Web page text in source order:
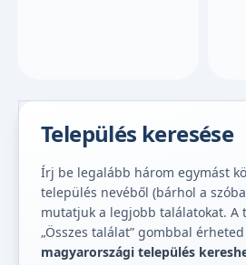
Település keresése
Írj be legalább három egymást
település nevéből (bárhol a
mutatjuk a legjobb találatokat. A
„Összes találat” gombbal
magyarországi település